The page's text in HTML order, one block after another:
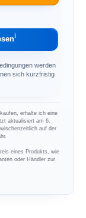
ℹ︎
werden
sich kurzfristig
erhalte ich eine
aktualisiert am 6.
auf der
eines Produkts, wie
oder Händler zur